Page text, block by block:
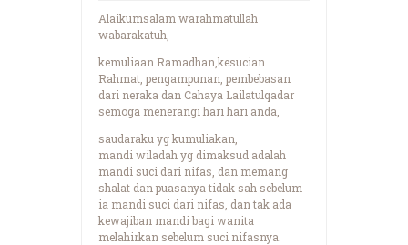
Alaikumsalam warahmatullah
wabarakatuh,
kemuliaan Ramadhan,kesucian
Rahmat, pengampunan, pembebasan
dari neraka dan Cahaya Lailatulqadar
semoga menerangi hari hari anda,
saudaraku yg kumuliakan,
mandi wiladah yg dimaksud adalah
mandi suci dari nifas, dan memang
shalat dan puasanya tidak sah sebelum
ia mandi suci dari nifas, dan tak ada
kewajiban mandi bagi wanita
melahirkan sebelum suci nifasnya.